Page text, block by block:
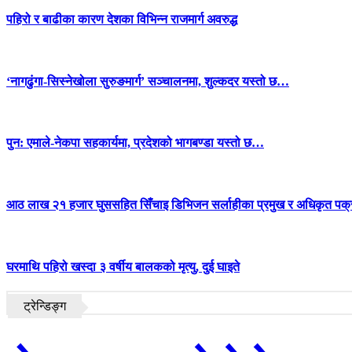
पहिरो र बाढीका कारण देशका विभिन्न राजमार्ग अवरुद्ध
‘नागढुंगा-सिस्नेखोला सुरुङमार्ग’ सञ्चालनमा, शुल्कदर यस्तो छ…
पुन: एमाले-नेकपा सहकार्यमा, प्रदेशको भागबण्डा यस्तो छ…
आठ लाख २१ हजार घुससहित सिँचाइ डिभिजन सर्लाहीका प्रमुख र अधिकृत
घरमाथि पहिरो खस्दा ३ वर्षीय बालकको मृत्यु, दुई घाइते
ट्रेन्डिङ्ग